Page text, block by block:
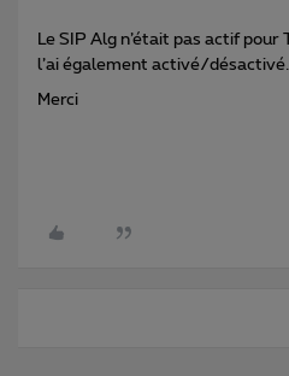
Le SIP Alg n’était pas actif pour
l’ai également activé/désactivé.
Merci